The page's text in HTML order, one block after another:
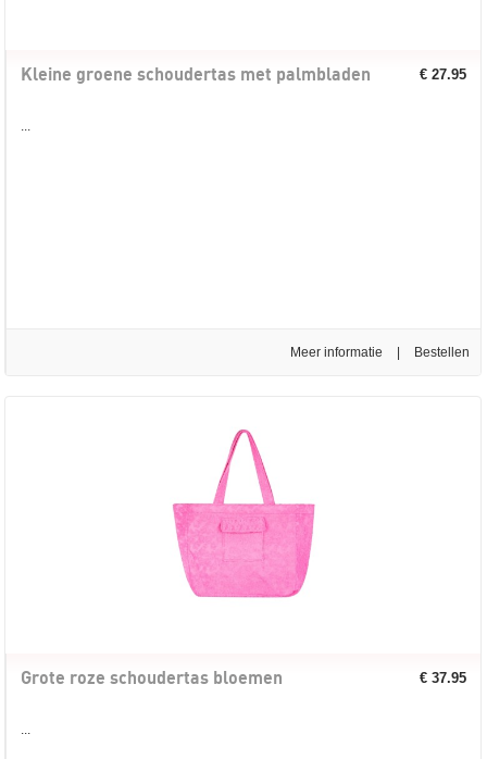
Kleine groene schoudertas met palmbladen € 27.95
Meer informatie |
Grote roze schoudertas bloemen € 37.95